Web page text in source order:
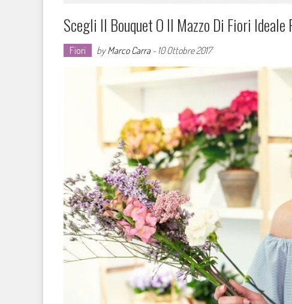
Scegli Il Bouquet O Il Mazzo Di Fiori Ideale
Fiori byMarco Carra-10 Ottobre 2017